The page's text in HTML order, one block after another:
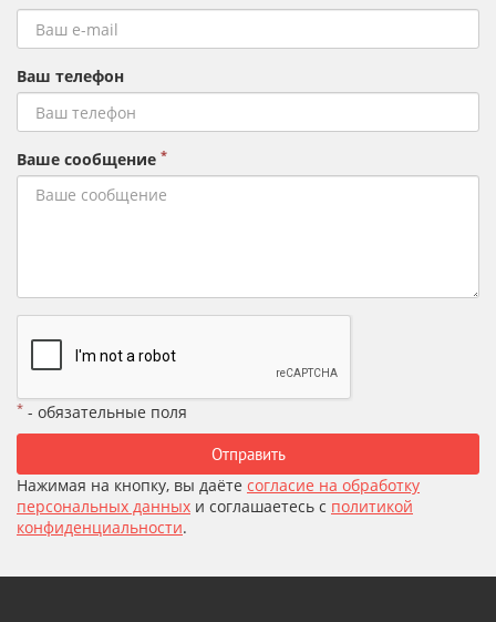
Ваш телефон
Ваше сообщение *
* - обязательные поля
Отправить
Нажимая на кнопку, вы даёте согласие на обработку
персональных данных и соглашаетесь с политикой
конфиденциальности.